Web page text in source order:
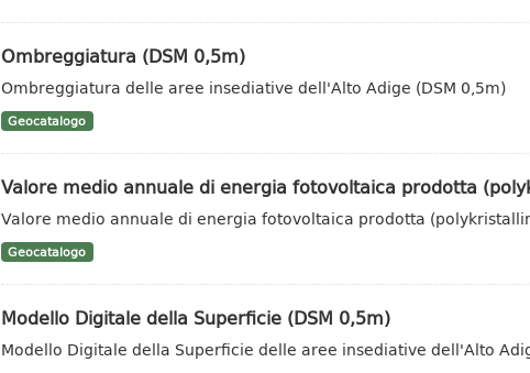
Ombreggiatura (DSM 0,5m)
Ombreggiatura delle aree insediative dell'Alto Adige (DSM 0,5m)
Geocatalogo
Valore medio annuale di energia fotovoltaica prodotta
Valore medio annuale di energia fotovoltaica prodotta
Geocatalogo
Modello Digitale della Superficie (DSM 0,5m)
Modello Digitale della Superficie delle aree insediative dell'Alto